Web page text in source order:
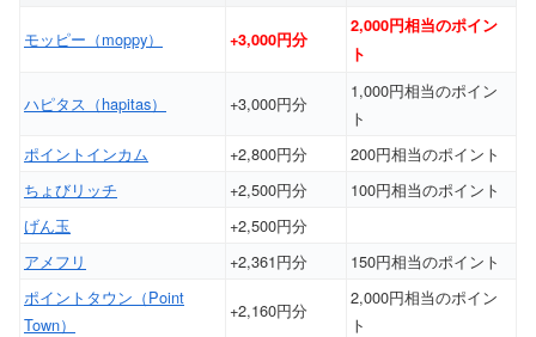
モッピー（moppy） +3,000円分
2,000円相当のポイン
ト
ハピタス（hapitas） +3,000円分
1,000円相当のポイン
ト
ポイントインカム
+2,800円分
200円相当のポイント
ちょびリッチ
+2,500円分
100円相当のポイント
げん玉
+2,500円分
アメフリ
+2,361円分
150円相当のポイント
ポイントタウン（Point
Town）
+2,160円分
2,000円相当のポイン
ト